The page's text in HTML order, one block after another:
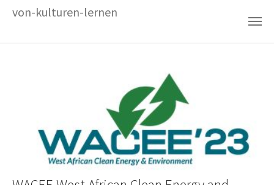
Zum Hauptinhalt springen
von-kulturen-lernen